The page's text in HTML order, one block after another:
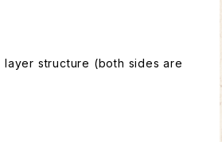
layer structure (both sides are